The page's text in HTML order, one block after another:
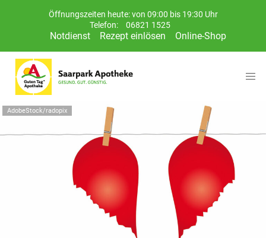
Öffnungszeiten heute: von 09:00 bis 19:30 Uhr
Telefon:
06821 1525
Notdienst Rezept einlösen Online-Shop
AdobeStock/radopix